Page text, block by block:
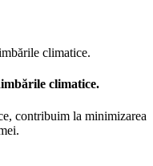
climatice.
contribuim la minimizarea